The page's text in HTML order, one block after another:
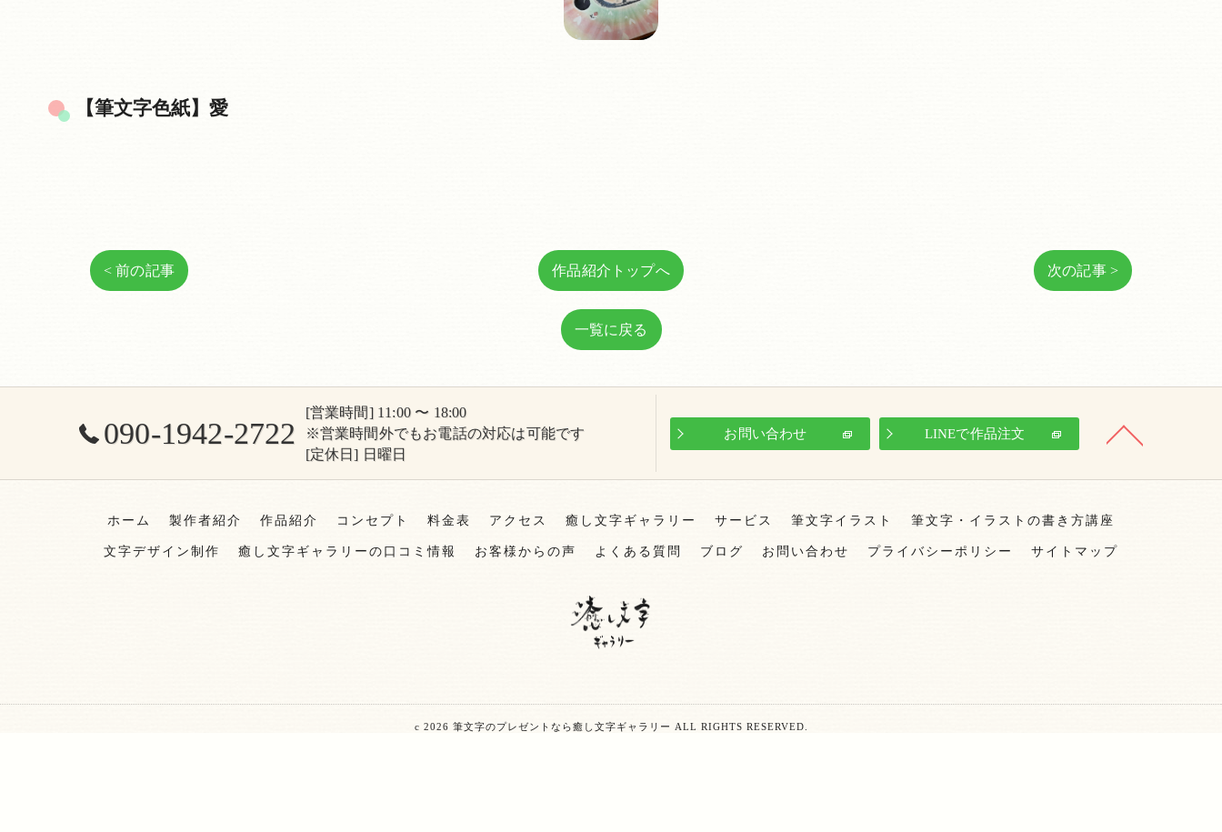
【筆文字色紙】愛
< 前の記事 作品紹介トップへ 次の記事 >
一覧に戻る
090-1942-2722
[営業時間] 11:00 〜 18:00
※営業時間外でもお電話の対応は可能です
[定休日] 日曜日
お問い合わせ LINEで作品注文
ホーム 製作者紹介 作品紹介 コンセプト 料金表 アクセス 癒し文字ギャラリー サービス 筆文字イラスト 筆文字・イラストの書き方講座
文字デザイン制作 癒し文字ギャラリーの口コミ情報 お客様からの声 よくある質問 ブログ お問い合わせ プライバシーポリシー サイトマップ
c 2026 筆文字のプレゼントなら癒し文字ギャラリー ALL RIGHTS RESERVED.